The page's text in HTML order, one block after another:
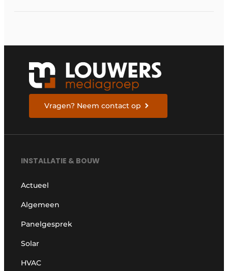
Vragen? Neem contact op
INSTALLATIE & BOUW
Actueel
Algemeen
Panelgesprek
Solar
HVAC